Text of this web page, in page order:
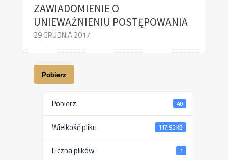
ZAWIADOMIENIE O
UNIEWAŻNIENIU POSTĘPOWANIA
29 GRUDNIA 2017
Pobierz
Pobierz 40
Wielkość pliku 117.95 KB
Liczba plików 1